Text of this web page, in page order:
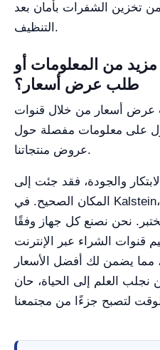
من تخزين الشفرات بأمان بعد
التنظيف.
مزيد من المعلومات أو
طلب عرض أسعار؟
عرض أسعار من خلال قنوات
على معلومات مفصلة حول
عروض منتجاتنا.
والجودة، فقد جئت إلى
المكان الصحيح. في Kalstein، نقدم لك رفاهية استكشاف
نحن نصنع كل جهاز وفقًا
قنوات الشراء عبر الإنترنت
مما يضمن لك أفضل الأسعار
نجلب العلم إلى الحياة، حان